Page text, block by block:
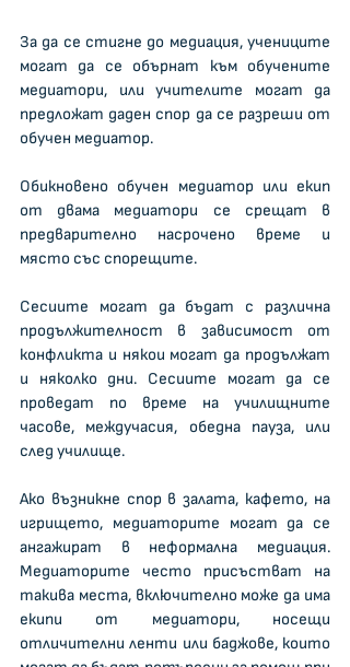
За да се стигне до медиация, учениците
могат да се обърнат към обучените
медиатори, или учителите могат да
предложат даден спор да се разреши от
обучен медиатор.
Обикновено обучен медиатор или екип
от двама медиатори се срещат в
предварително насрочено време и
място със спорещите.
Сесиите могат да бъдат с различна
продължителност в зависимост от
конфликта и някои могат да продължат
и няколко дни. Сесиите могат да се
проведат по време на училищните
часове, междучасия, обедна пауза, или
след училище.
Ако възникне спор в залата, кафето, на
игрището, медиаторите могат да се
ангажират в неформална медиация.
Медиаторите често присъстват на
такива места, включително може да има
екипи от медиатори, носещи
отличителни ленти или баджове, които